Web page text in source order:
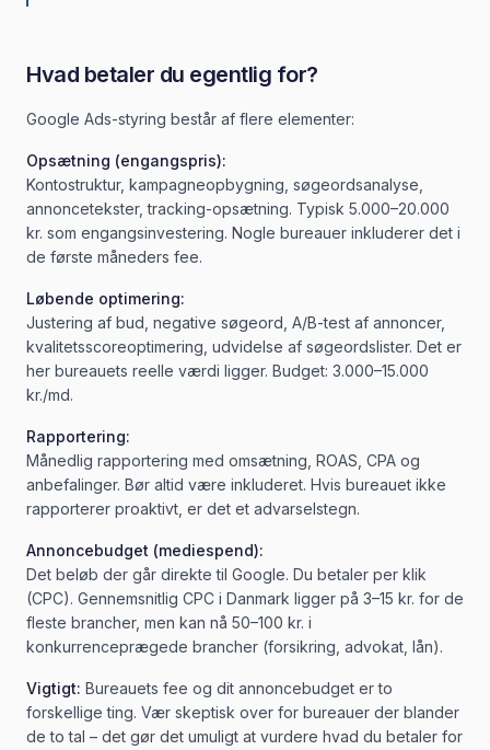
Hvad betaler du egentlig for?
Google Ads-styring består af flere elementer:
Opsætning (engangspris):
Kontostruktur, kampagneopbygning, søgeordsanalyse,
annoncetekster, tracking-opsætning. Typisk 5.000–20.000
kr. som engangsinvestering. Nogle bureauer inkluderer det i
de første måneders fee.
Løbende optimering:
Justering af bud, negative søgeord, A/B-test af annoncer,
kvalitetsscoreoptimering, udvidelse af søgeordslister. Det er
her bureauets reelle værdi ligger. Budget: 3.000–15.000
kr./md.
Rapportering:
Månedlig rapportering med omsætning, ROAS, CPA og
anbefalinger. Bør altid være inkluderet. Hvis bureauet ikke
rapporterer proaktivt, er det et advarselstegn.
Annoncebudget (mediespend):
Det beløb der går direkte til Google. Du betaler per klik
(CPC). Gennemsnitlig CPC i Danmark ligger på 3–15 kr. for de
fleste brancher, men kan nå 50–100 kr. i
konkurrenceprægede brancher (forsikring, advokat, lån).
Vigtigt: Bureauets fee og dit annoncebudget er to
forskellige ting. Vær skeptisk over for bureauer der blander
de to tal – det gør det umuligt at vurdere hvad du betaler for